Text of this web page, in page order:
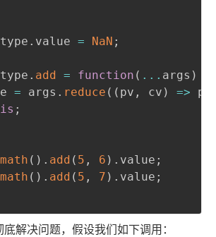
. value = NaN ;
. add = function ( ... args )
= args . reduce ( ( pv , cv ) =>
;
math ( ) . add ( 5 , 6 ) . value ;
math ( ) . add ( 5 , 7 ) . value ;
解决问题，假设我们如下调用：